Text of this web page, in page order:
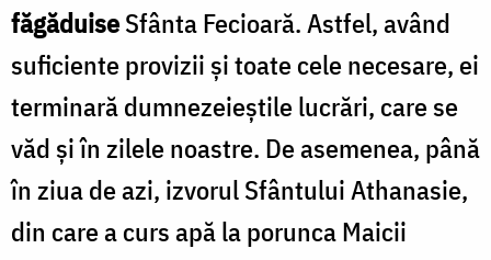
făgăduiseSfânta Fecioară. Astfel, având
suficiente provizii şi toate cele necesare, ei
terminară dumnezeieştile lucrări, care se
văd şi în zilele noastre. De asemenea, până
în ziua de azi, izvorul Sfântului Athanasie,
din care a curs apă la porunca Maicii